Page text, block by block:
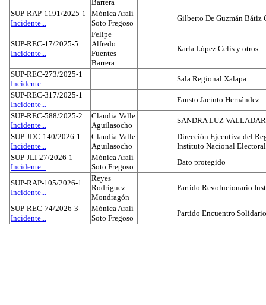
Barrera
SUP-RAP-1191/2025-1
Incidente...
Mónica Aralí
Soto Fregoso
Gilberto De Guzmán Bátiz
SUP-REC-17/2025-5
Incidente...
Felipe
Alfredo
Fuentes
Barrera
Karla López Celis y otros
SUP-REC-273/2025-1
Incidente...
Sala Regional Xalapa
SUP-REC-317/2025-1
Incidente...
Fausto Jacinto Hernández
SUP-REC-588/2025-2
Incidente...
Claudia Valle
Aguilasocho
SANDRA LUZ
SUP-JDC-140/2026-1
Incidente...
Claudia Valle
Aguilasocho
Dirección Ejecutiva del
Instituto Nacional Electoral
SUP-JLI-27/2026-1
Incidente...
Mónica Aralí
Soto Fregoso
Dato protegido
SUP-RAP-105/2026-1
Incidente...
Reyes
Rodríguez
Mondragón
Partido Revolucionario
SUP-REC-74/2026-3
Incidente...
Mónica Aralí
Soto Fregoso
Partido Encuentro